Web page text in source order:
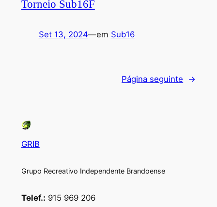
Torneio Sub16F
Set 13, 2024—em Sub16
Página seguinte →
GRIB
Grupo Recreativo Independente Brandoense
Telef.: 915 969 206